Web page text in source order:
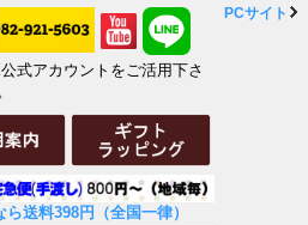
式アカウントをご活用下さ
送料398円（全国一律）
PCサイト